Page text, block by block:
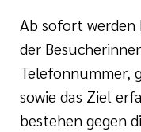
Ab sofort
der
Telefonnummer,
sowie das Ziel
bestehen gegen